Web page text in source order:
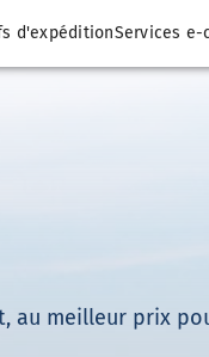
d'expéditionServices e-
meilleur prix